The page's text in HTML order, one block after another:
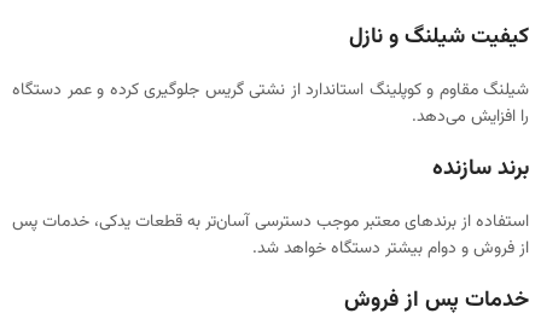
کیفیت شیلنگ و نازل
شیلنگ مقاوم و کوپلینگ استاندارد از نشتی گریس جلوگیری کرده و عمر دستگاه
را افزایش می‌دهد.
برند سازنده
استفاده از برندهای معتبر موجب دسترسی آسان‌تر به قطعات یدکی، خدمات پس
از فروش و دوام بیشتر دستگاه خواهد شد.
خدمات پس از فروش